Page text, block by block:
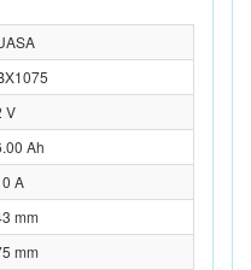
V
Ah
A
mm
mm